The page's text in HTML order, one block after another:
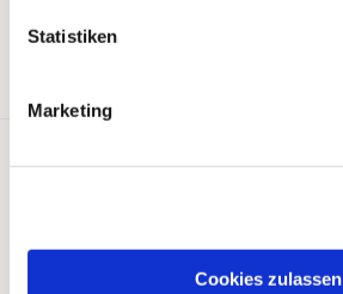
Statistiken
Marketing
Cookies zulassen
Kontakt